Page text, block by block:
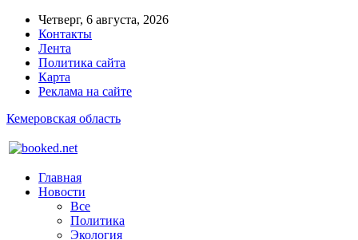
Четверг, 6 августа, 2026
Контакты
Лента
Политика сайта
Карта
Реклама на сайте
Кемеровская область
Главная
Новости
Все
Политика
Экология